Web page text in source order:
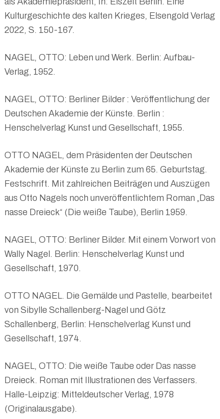
Kulturgeschichte des kalten Krieges, Elsengold Verlag
2022, S. 150-167.
NAGEL, OTTO: Leben und Werk. Berlin: Aufbau-
Verlag, 1952.
NAGEL, OTTO: Berliner Bilder : Veröffentlichung der
Deutschen Akademie der Künste. Berlin :
Henschelverlag Kunst und Gesellschaft, 1955.
OTTO NAGEL, dem Präsidenten der Deutschen
Akademie der Künste zu Berlin zum 65. Geburtstag.
Festschrift. Mit zahlreichen Beiträgen und Auszügen
aus Otto Nagels noch unveröffentlichtem Roman „Das
nasse Dreieck“ (Die weiße Taube), Berlin 1959.
NAGEL, OTTO: Berliner Bilder. Mit einem Vorwort von
Wally Nagel. Berlin: Henschelverlag Kunst und
Gesellschaft, 1970.
OTTO NAGEL. Die Gemälde und Pastelle, bearbeitet
von Sibylle Schallenberg-Nagel und Götz
Schallenberg, Berlin: Henschelverlag Kunst und
Gesellschaft, 1974.
NAGEL, OTTO: Die weiße Taube oder Das nasse
Dreieck. Roman mit Illustrationen des Verfassers.
Halle-Leipzig: Mitteldeutscher Verlag, 1978
(Originalausgabe).